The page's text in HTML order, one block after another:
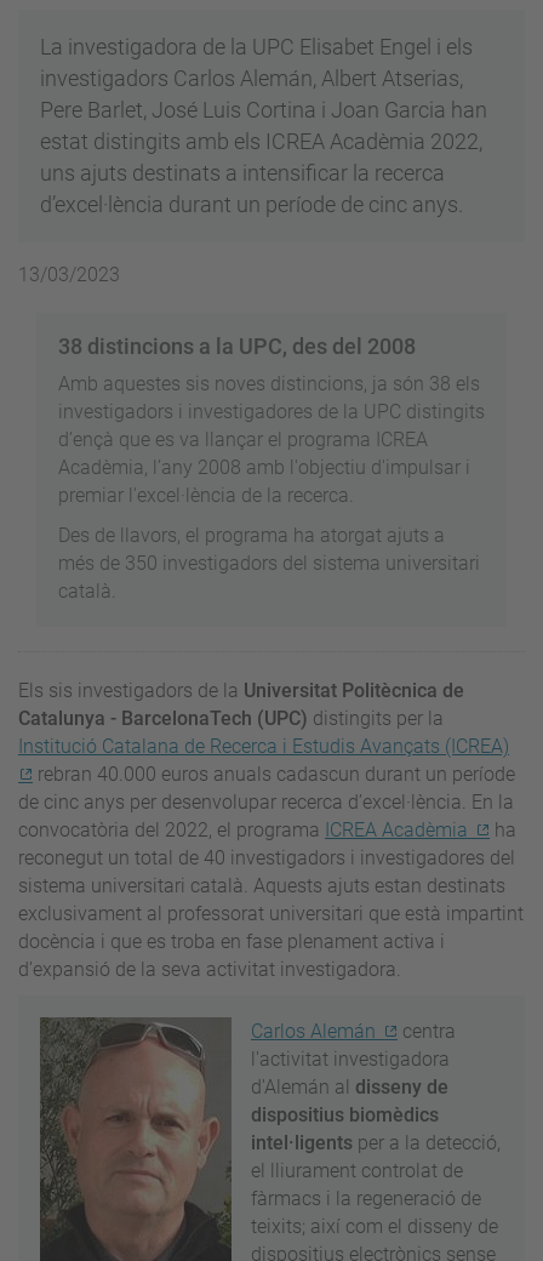
La investigadora de la UPC Elisabet Engel i els
investigadors Carlos Alemán, Albert Atserias,
Pere Barlet, José Luis Cortina i Joan Garcia han
estat distingits amb els ICREA Acadèmia 2022,
uns ajuts destinats a intensificar la recerca
d’excel·lència durant un període de cinc anys.
13/03/2023
38 distincions a la UPC, des del 2008
Amb aquestes sis noves distincions, ja són 38 els
investigadors i investigadores de la UPC distingits
d’ençà que es va llançar el programa ICREA
Acadèmia, l’any 2008 amb l'objectiu d'impulsar i
premiar l'excel·lència de la recerca.
Des de llavors, el programa ha atorgat ajuts a
més de 350 investigadors del sistema universitari
català.
Els sis investigadors de la Universitat Politècnica de
Catalunya - BarcelonaTech (UPC) distingits per la
Institució Catalana de Recerca i Estudis Avançats (ICREA)
rebran 40.000 euros anuals cadascun durant un període
de cinc anys per desenvolupar recerca d’excel·lència. En la
convocatòria del 2022, el programa ICREA Acadèmia
ha
reconegut un total de 40 investigadors i investigadores del
sistema universitari català. Aquests ajuts estan destinats
exclusivament al professorat universitari que està impartint
docència i que es troba en fase plenament activa i
d’expansió de la seva activitat investigadora.
Carlos Alemán
centra
l'activitat investigadora
d'Alemán al disseny de
dispositius biomèdics
intel·ligents per a la detecció,
el lliurament controlat de
fàrmacs i la regeneració de
teixits; així com el disseny de
dispositius electrònics sense